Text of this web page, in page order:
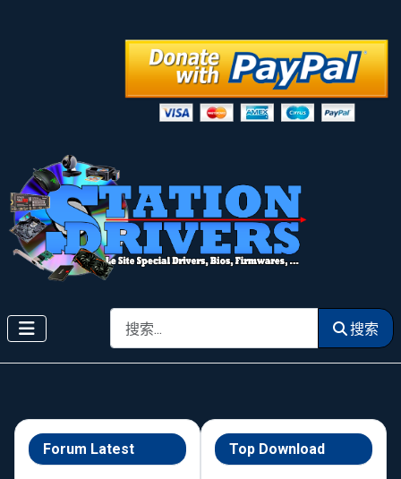
搜索 搜索
Forum Latest Top Download